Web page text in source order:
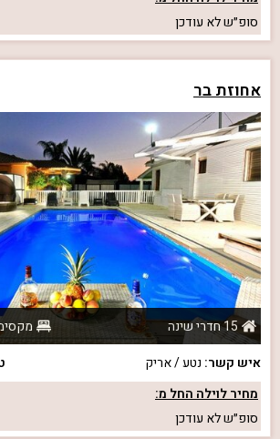
סופ״שלא עודכן
אחוזת בר
15 חדרי שינה
איש קשר: נטע / אריק
מחיר לוילה החל מ:
סופ״שלא עודכן